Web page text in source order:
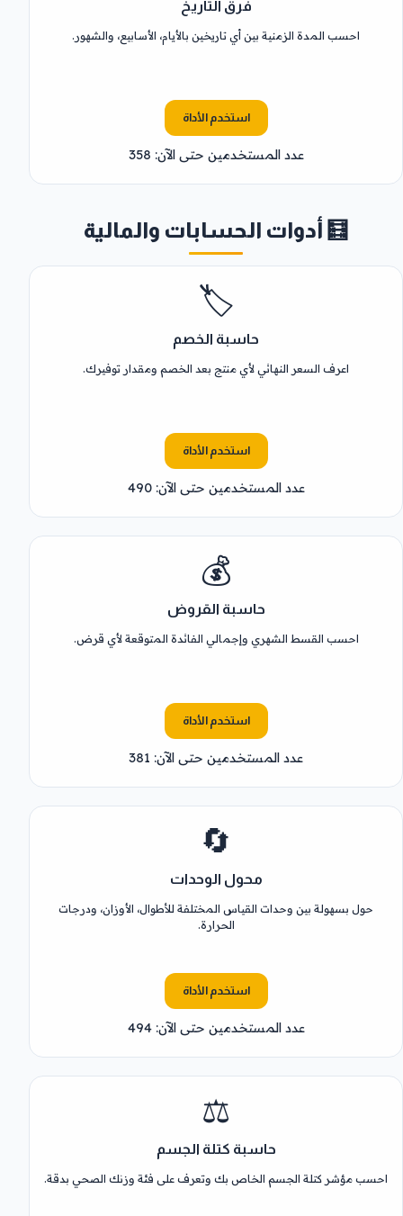
فرق التاريخ
احسب المدة الزمنية بين أي تاريخين بالأيام، الأسابيع، والشهور.
استخدم الأداة
عدد المستخدمين حتى الآن: 358
🧮 أدوات الحسابات والمالية
🏷️
حاسبة الخصم
اعرف السعر النهائي لأي منتج بعد الخصم ومقدار توفيرك.
استخدم الأداة
عدد المستخدمين حتى الآن: 490
💰
حاسبة القروض
احسب القسط الشهري وإجمالي الفائدة المتوقعة لأي قرض.
استخدم الأداة
عدد المستخدمين حتى الآن: 381
🔄
محول الوحدات
حول بسهولة بين وحدات القياس المختلفة للأطوال، الأوزان، ودرجات
الحرارة.
استخدم الأداة
عدد المستخدمين حتى الآن: 494
⚖️
حاسبة كتلة الجسم
احسب مؤشر كتلة الجسم الخاص بك وتعرف على فئة وزنك الصحي بدقة.